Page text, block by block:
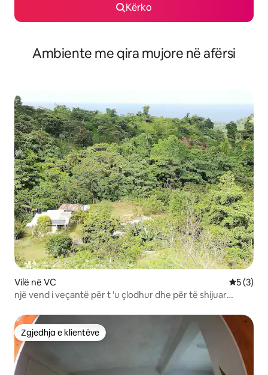
Kërko
Ambiente me qira mujore në afërsi
Vilë në VC
5 (3)
një vend i veçantë për t 'u çlodhur dhe për të shijuar
Zgjedhja e klientëve
Zgjedhja e klientëve